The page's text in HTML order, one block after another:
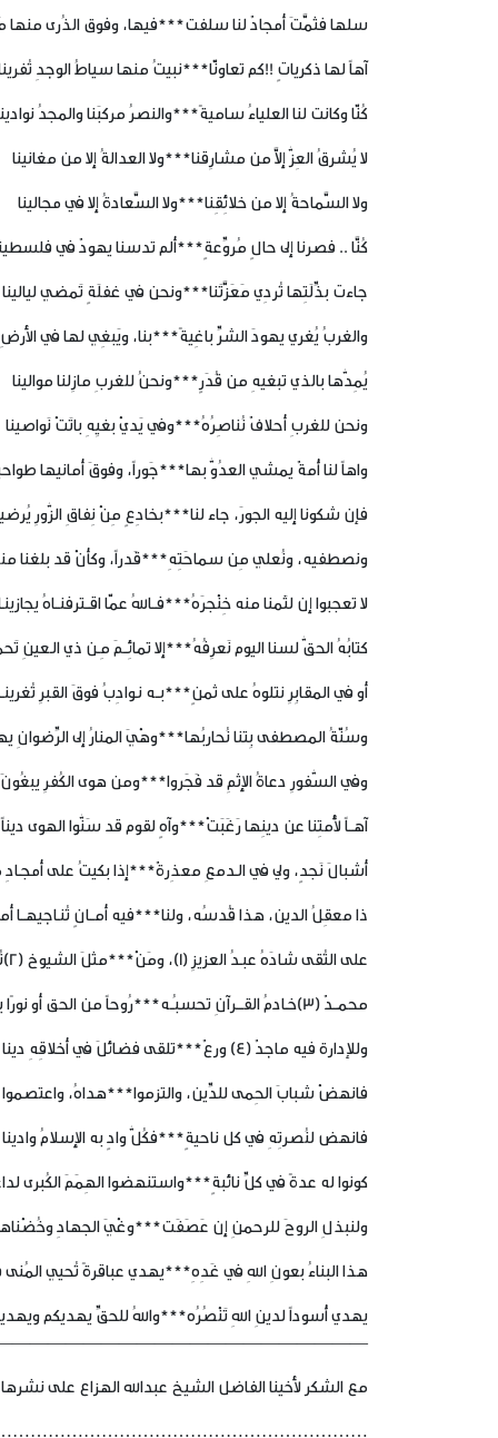
سلها فثمَّتَ أمجادٌ لنا سلفت***فيها، وفوق الذُرى منها
آهاً لها ذكرياتٍ !!كم تعاونًّا***نبيتُ منها سياطُ الوجدِ
كُنّا وكانت لنا العلياءُ ساميةً***والنصرُ مركبَنا والمجدُ
لا يُشرقُ العِزُّ إلاَّ من مشارِقنا***ولا العدالةُ إلا من مغانينا
ولا السَّماحةُ إلا من خلائِقِنا***ولا السَّعادةُ إلا في مجالينا
كُنَّا .. فصرنا إلى حالٍ مُروِّعةٍ***ألم تدسنا يهودٌ في
جاءت بذِّلَتِها تُردِي مَعَزَّتَنا***ونحن في غفلَةٍ تَمضي ليالينا
والغربُ يُغري يهودَ الشرِّ باغِيةً***بنا، ويَبغِي لها في الأرضِ
يُمِدُّها بالذي تبغيهِ من قُدَرٍ***ونحنُ للغربِ مازِلنا موالينا
ونحن للغربِ أحلافٌ نُناصِرُهُ***وفي يَديْ بغيِهِ باتَتْ نَواصينا
واهاً لنا أُمةٌ يمشي العدُوُّ بها***جَوراً، وفوقَ أمانيها
فإن شكونا إليه الجورَ، جاء لنا***بخادِعٍ مِنْ نِفاقِ الزُّورِ
ونصطفيه، ونُعلي مِن سماحَتِهِ***قَدراً، وكأنْ قد بلغنا
لا تعجبوا إن لثَمنا منه خِنْجرَهُ***فــاللهُ عمّا اقــترفنــاهُ
كتابُهُ الحقُّ لسنا اليوم نَعرِفُهُ***إلا تمائِــمَ مِـن ذي الـعينِ
أو في المقابِرِ نتلوهُ على ثمنٍ***بــه نـوادِبُ فوقَ القبرِ
وسُنّةُ المصطفى بِتنا نُحاربُها***وهْيَ المنارُ إلى الرِّضوانِ
وفي السُّفورِ دعاةُ الإثمِ قد فَجَروا***ومن هوى الكُفرِ يبغُونَ
آهــاً لأُمتِنا عن دينِها رَغَبَتْ***وآهٍ لقوم قد سَنُّوا الهوى
أشبالَ نَجدٍ، ولي في الـدمعِ معذِرةٌ***إذا بكيتُ على أمجـادِ
ذا معقِلُ الدين، هذا قُدسُه، ولنا***فيه أمــانٍ تُنـاجيهــا
على التُقى شادَهُ عبـدُ العزيزِ (1)، ومَنْ***مثلَ الشيوخ (2)تُقىً ، أو مِثلِه دينا؟
محمــدٌ (3)خـادمُ القـــرآنِ تحسبـُـه***رُوحاً من الحق أو نورًا يسارينا
وللإدارة فيه ماجدٌ (4) ورعٌ***تلقى فضائلَ في أخلاقِهِ دينا
فانهضْ شبابَ الحِمى للدِّين، والتزموا***هداهُ، واعتصموا
فانهض لنُصرتِهِ في كل ناحيةٍ***فكُلُّ وادٍ به الإسلامُ وادينا
كونوا له عدةً في كلِّ نائبةٍ***واستنهضوا الهِمَمَ الكُبرى
ولنبذلِ الروحَ للرحمنِ إن عَصَفَت***وغْيَ الجهادِ وخُضْناها
هذا البناءُ بعونِ اللهِ في غَدِهِ***يهدي عباقرةً تُحيي المُنى
يهدي أُسوداً لدينِ اللهِ تَنْصُرُه***واللهُ للحقِّ يهديكم
مع الشكر لأخينا الفاضل الشيخ عبدالله الهزاع على